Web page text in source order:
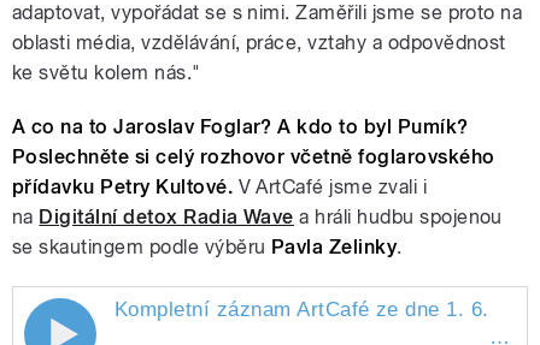
adaptovat, vypořádat se s nimi. Zaměřili jsme se proto na
oblasti média, vzdělávání, práce, vztahy a odpovědnost
ke světu kolem nás."
A co na to Jaroslav Foglar? A kdo to byl Pumík?
Poslechněte si celý rozhovor včetně foglarovského
přídavku Petry Kultové. V ArtCafé jsme zvali i
na Digitální detox Radia Wave a hráli hudbu spojenou
se skautingem podle výběru Pavla Zelinky.
Kompletní záznam ArtCafé ze dne 1. 6.
Kompletní záznam ArtCafé ze dne 1. 6.